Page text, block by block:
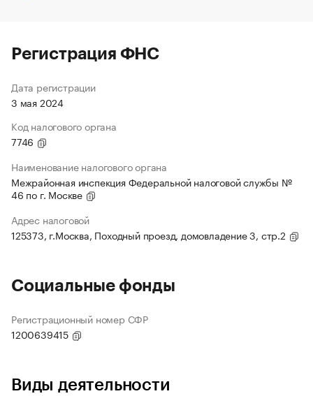
Регистрация ФНС
Дата регистрации
3 мая 2024
Код налогового органа
7746
Наименование налогового органа
Межрайонная инспекция Федеральной налоговой службы №
46 по г. Москве
Адрес налоговой
125373, г.Москва, Походный проезд, домовладение 3, стр.2
Социальные фонды
Регистрационный номер СФР
1200639415
Виды деятельности